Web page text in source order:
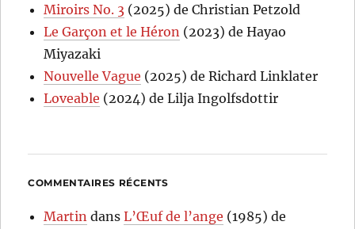
Miroirs No. 3 (2025) de Christian Petzold
Le Garçon et le Héron (2023) de Hayao
Miyazaki
Nouvelle Vague (2025) de Richard Linklater
Loveable (2024) de Lilja Ingolfsdottir
COMMENTAIRES RÉCENTS
Martin dansL’Œuf de l’ange (1985) de